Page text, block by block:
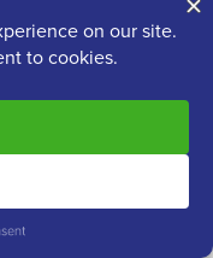
artırma ve